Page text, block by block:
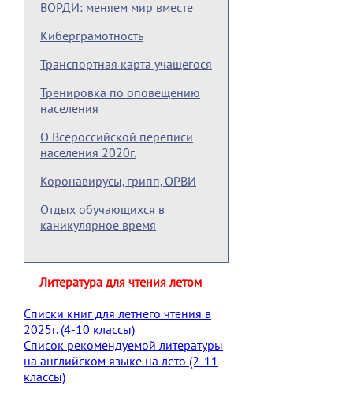
ВОРДИ: меняем мир вместе
Киберграмотность
Транспортная карта учащегося
Тренировка по оповещению
населения
О Всероссийской переписи
населения 2020г.
Коронавирусы, грипп, ОРВИ
Отдых обучающихся в
каникулярное время
Литература для чтения летом
Списки книг для летнего чтения в
2025г. (4-10 классы)
Список рекомендуемой литературы
на английском языке на лето (2-11
классы)